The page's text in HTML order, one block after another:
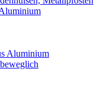
Aluminium